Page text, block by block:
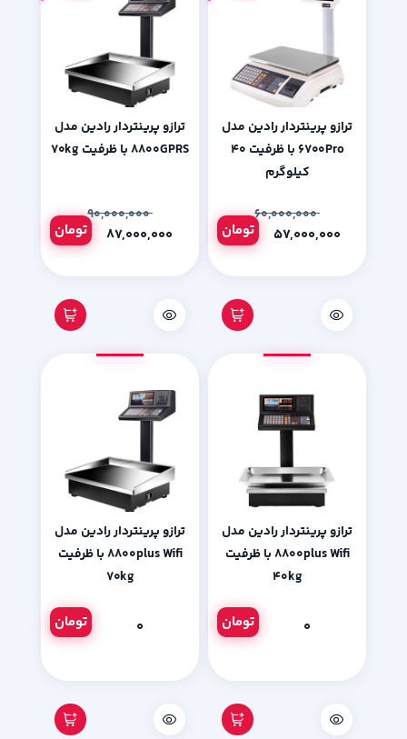
ترازو پرینتردار رادین مدل
۶۷۰۰Pro با ظرفیت ۴۰
کیلوگرم
۶۰,۰۰۰,۰۰۰
تومان
ترازو پرینتردار رادین مدل
۸۸۰۰GPRS با ظرفیت ۷۰kg
۹۰,۰۰۰,۰۰۰
تومان
ترازو پرینتردار رادین مدل
۸۸۰۰plus Wifi با ظرفیت
۴۰kg
تومان
ترازو پرینتردار رادین مدل
۸۸۰۰plus Wifi با ظرفیت
۷۰kg
تومان